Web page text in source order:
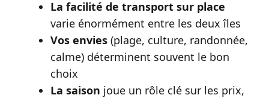
La facilité de transport sur place
varie énormément entre les deux îles
Vos envies (plage, culture, randonnée,
calme) déterminent souvent le bon
choix
La saison joue un rôle clé sur les prix,